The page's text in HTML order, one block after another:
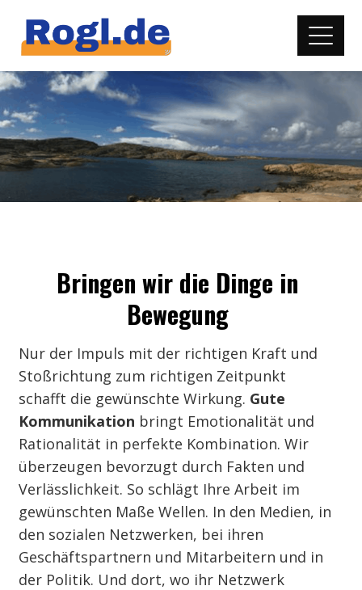
Bringen wir die Dinge in
Bewegung
Nur der Impuls mit der richtigen Kraft und
Stoßrichtung zum richtigen Zeitpunkt
schafft die gewünschte Wirkung. Gute
Kommunikation bringt Emotionalität und
Rationalität in perfekte Kombination. Wir
überzeugen bevorzugt durch Fakten und
Verlässlichkeit. So schlägt Ihre Arbeit im
gewünschten Maße Wellen. In den Medien, in
den sozialen Netzwerken, bei ihren
Geschäftspartnern und Mitarbeitern und in
der Politik. Und dort, wo ihr Netzwerk